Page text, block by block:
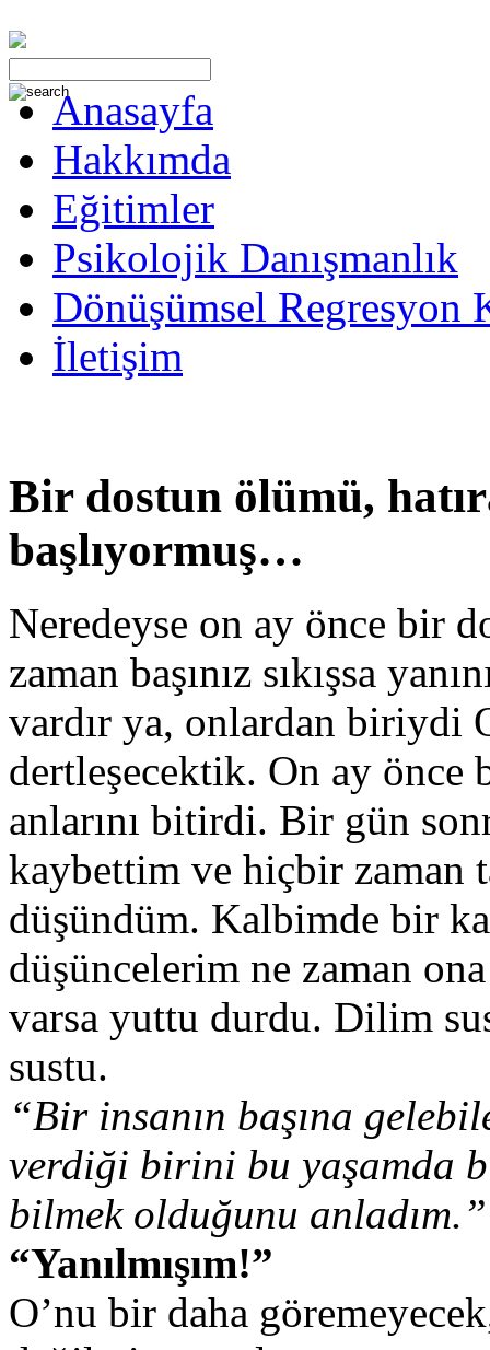
Anasayfa
Hakkımda
Eğitimler
Psikolojik Danışmanlık
Dönüşümsel Regresyon
İletişim
Bir dostun ölümü,
başlıyormuş…
Neredeyse on ay önce bir
zaman başınız sıkışsa
vardır ya, onlardan biriydi
dertleşecektik. On ay önce
anlarını bitirdi. Bir gün
kaybettim ve hiçbir zaman
düşündüm. Kalbimde bir
düşüncelerim ne zaman
varsa yuttu durdu. Dilim
sustu.
“Bir insanın başına
verdiği birini bu yaşamda
bilmek olduğunu anladım.”
“Yanılmışım!”
O’nu bir daha